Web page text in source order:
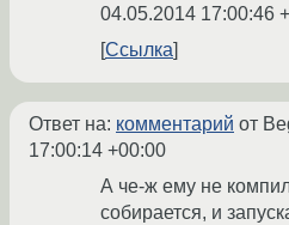
04.05.2014 17:00:46
Ссылка
Ответ на: комментарий от
17:00:14 +00:00
А че-ж ему не
собирается, и